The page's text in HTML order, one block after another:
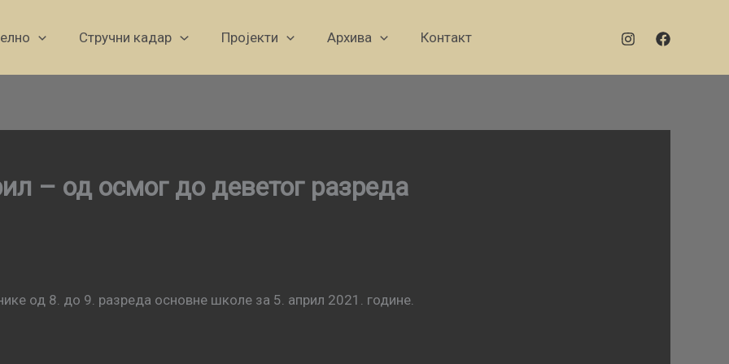
Стручни кадар Пројекти Архива Контакт
– од осмог до деветог разреда
од 8. до 9. разреда основне школе за 5. април 2021. године.